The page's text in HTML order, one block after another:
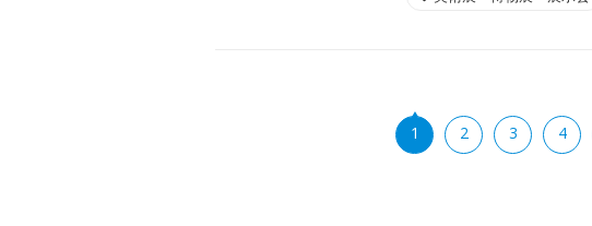
1 2 3 4